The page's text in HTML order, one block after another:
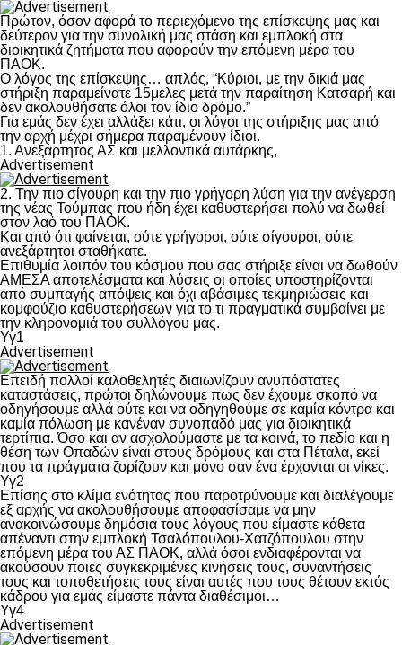
Πρώτον, όσον αφορά το περιεχόμενο της επίσκεψης μας και
δεύτερον για την συνολική μας στάση και εμπλοκή στα
διοικητικά ζητήματα που αφορούν την επόμενη μέρα του
ΠΑΟΚ.
Ο λόγος της επίσκεψης… απλός, “Κύριοι, με την δικιά μας
στήριξη παραμείνατε 15μελες μετά την παραίτηση Κατσαρή και
δεν ακολουθήσατε όλοι τον ίδιο δρόμο.”
Για εμάς δεν έχει αλλάξει κάτι, οι λόγοι της στήριξης μας από
την αρχή μέχρι σήμερα παραμένουν ίδιοι.
1. Ανεξάρτητος ΑΣ και μελλοντικά αυτάρκης,
Advertisement
2. Την πιο σίγουρη και την πιο γρήγορη λύση για την ανέγερση
της νέας Τούμπας που ήδη έχει καθυστερήσει πολύ να δωθεί
στον λαό του ΠΑΟΚ.
Και από ότι φαίνεται, ούτε γρήγοροι, ούτε σίγουροι, ούτε
ανεξάρτητοι σταθήκατε.
Επιθυμία λοιπόν του κόσμου που σας στήριξε είναι να δωθούν
ΑΜΕΣΑ αποτελέσματα και λύσεις οι οποίες υποστηρίζονται
από συμπαγής απόψεις και όχι αβάσιμες τεκμηριώσεις και
κομφούζιο καθυστερήσεων για το τι πραγματικά συμβαίνει με
την κληρονομιά του συλλόγου μας.
Υγ1
Advertisement
Επειδή πολλοί καλοθελητές διαιωνίζουν ανυπόστατες
καταστάσεις, πρώτοι δηλώνουμε πως δεν έχουμε σκοπό να
οδηγήσουμε αλλά ούτε και να οδηγηθούμε σε καμία κόντρα και
καμία πόλωση με κανέναν συνοπαδό μας για διοικητικά
τερτίπια. Όσο και αν ασχολούμαστε με τα κοινά, το πεδίο και η
θέση των Οπαδών είναι στους δρόμους και στα Πέταλα, εκεί
που τα πράγματα ζορίζουν και μόνο σαν ένα έρχονται οι νίκες.
Υγ2
Επίσης στο κλίμα ενότητας που παροτρύνουμε και διαλέγουμε
εξ αρχής να ακολουθήσουμε αποφασίσαμε να μην
ανακοινώσουμε δημόσια τους λόγους που είμαστε κάθετα
απέναντι στην εμπλοκή Τσαλόπουλου-Χατζόπουλου στην
επόμενη μέρα του ΑΣ ΠΑΟΚ, αλλά όσοι ενδιαφέρονται να
ακούσουν ποιες συγκεκριμένες κινήσεις τους, συναντήσεις
τους και τοποθετήσεις τους είναι αυτές που τους θέτουν εκτός
κάδρου για εμάς είμαστε πάντα διαθέσιμοι…
Υγ4
Advertisement